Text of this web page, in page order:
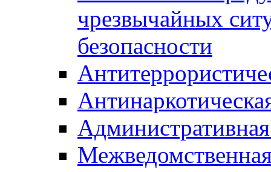
чрезвычайных
безопасности